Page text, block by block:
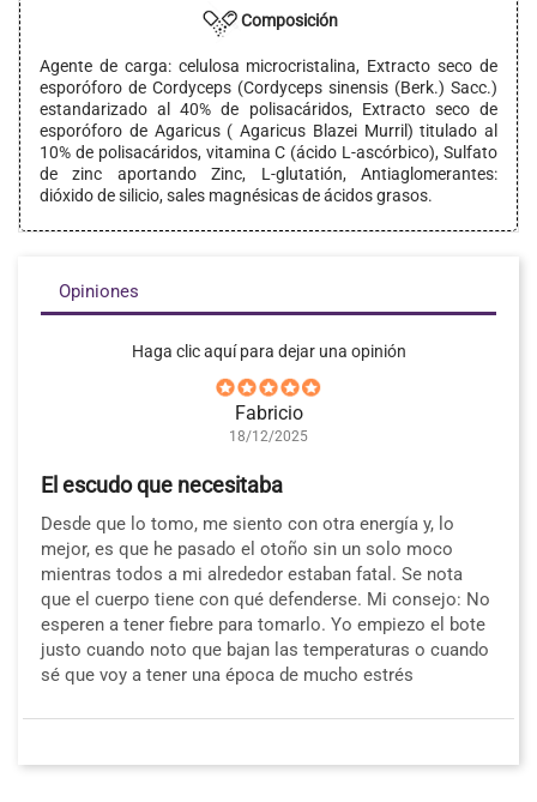
Composición
Agente de carga: celulosa microcristalina, Extracto seco de
esporóforo de Cordyceps (Cordyceps sinensis (Berk.) Sacc.)
estandarizado al 40% de polisacáridos, Extracto seco de
esporóforo de Agaricus ( Agaricus Blazei Murril) titulado al
10% de polisacáridos, vitamina C (ácido L-ascórbico), Sulfato
de zinc aportando Zinc, L-glutatión, Antiaglomerantes:
dióxido de silicio, sales magnésicas de ácidos grasos.
Opiniones
Haga clic aquí para dejar una opinión
Fabricio
18/12/2025
El escudo que necesitaba
Desde que lo tomo, me siento con otra energía y, lo
mejor, es que he pasado el otoño sin un solo moco
mientras todos a mi alrededor estaban fatal. Se nota
que el cuerpo tiene con qué defenderse. Mi consejo: No
esperen a tener fiebre para tomarlo. Yo empiezo el bote
justo cuando noto que bajan las temperaturas o cuando
sé que voy a tener una época de mucho estrés